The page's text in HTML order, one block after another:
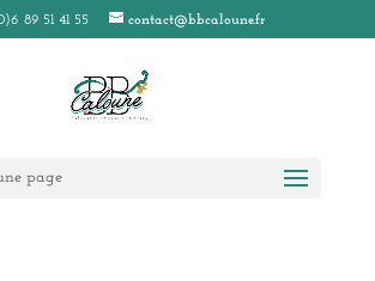
89 51 41 55 contact@bbcaloune.fr
page